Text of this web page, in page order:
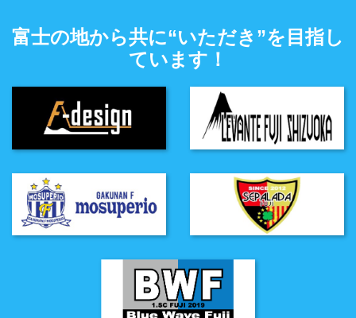
富士の地から共に“いただき”を目指し
ています！